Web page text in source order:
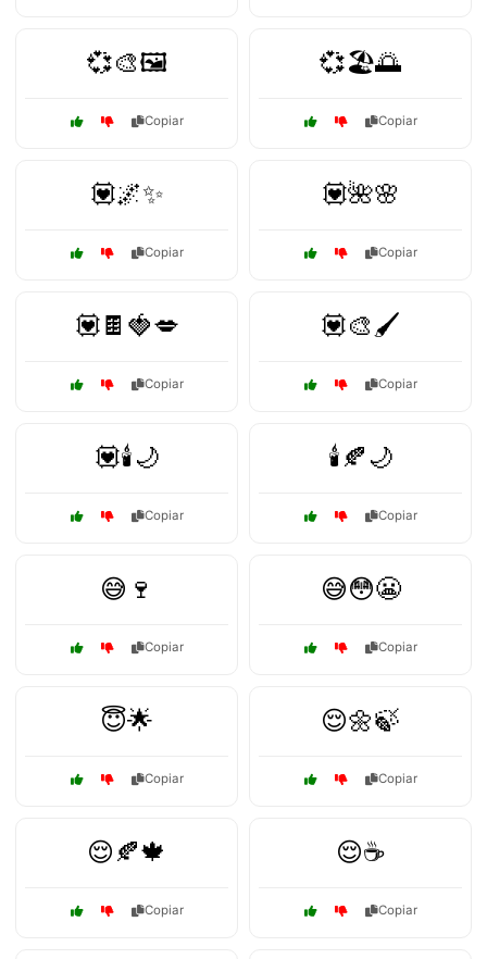
💞🎨🖼️
Copiar
💞🏖️🌅
Copiar
💟🌌✨
Copiar
💟🌺🌸
Copiar
💟🍫🍓💋
Copiar
💟🎨🖌️
Copiar
💟🕯️🌙
Copiar
🕯️🍂🌙
Copiar
😅🍷
Copiar
😅😳😬
Copiar
😇🌟
Copiar
😌🌼🍃
Copiar
😌🍂🍁
Copiar
😌☕
Copiar